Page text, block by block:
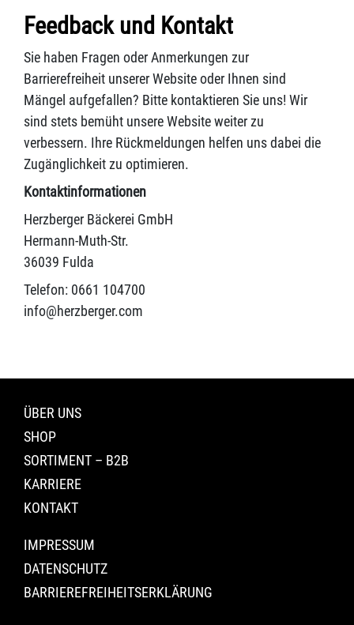
Feedback und Kontakt
Sie haben Fragen oder Anmerkungen zur
Barrierefreiheit unserer Website oder Ihnen sind
Mängel aufgefallen? Bitte kontaktieren Sie uns! Wir
sind stets bemüht unsere Website weiter zu
verbessern. Ihre Rückmeldungen helfen uns dabei die
Zugänglichkeit zu optimieren.
Kontaktinformationen
Herzberger Bäckerei GmbH
Hermann-Muth-Str.
36039 Fulda
Telefon: 0661 104700
info@herzberger.com
ÜBER UNS
SHOP
SORTIMENT – B2B
KARRIERE
KONTAKT
IMPRESSUM
DATENSCHUTZ
BARRIEREFREIHEITSERKLÄRUNG